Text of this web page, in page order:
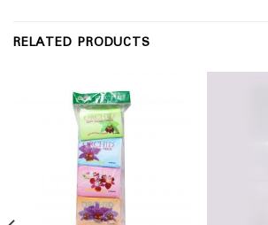
RELATED PRODUCTS